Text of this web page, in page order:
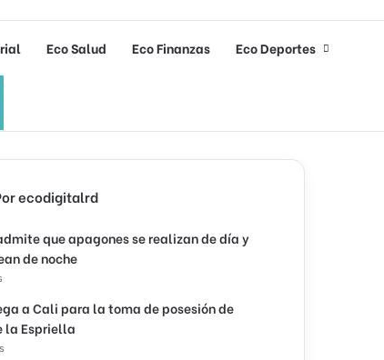
Eco Salud Eco Finanzas Eco Deportes
ecodigitalrd
que apagones se realizan de día y
de noche
a Cali para la toma de posesión de
la Espriella